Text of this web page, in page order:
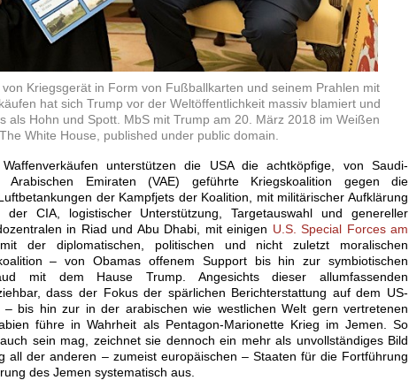
Kriegsgerät in Form von Fußballkarten und seinem Prahlen mit
hat sich Trump vor der Weltöffentlichkeit massiv blamiert und
als Hohn und Spott. MbS mit Trump am 20. März 2018 im Weißen
White House, published under public domain.
Waffenverkäufen unterstützen die USA die achtköpfige, von Saudi-
Emiraten (VAE) geführte Kriegskoalition gegen die
der Kampfjets der Koalition, mit militärischer Aufklärung
der CIA, logistischer Unterstützung, Targetauswahl und genereller
in Riad und Abu Dhabi, mit einigen U.S. Special Forces am
der diplomatischen, politischen und nicht zuletzt moralischen
– von Obamas offenem Support bis hin zur symbiotischen
mit dem Hause Trump. Angesichts dieser allumfassenden
dass der Fokus der spärlichen Berichterstattung auf dem US-
– bis hin zur in der arabischen wie westlichen Welt gern vertretenen
führe in Wahrheit als Pentagon-Marionette Krieg im Jemen. So
sein mag, zeichnet sie dennoch ein mehr als unvollständiges Bild
all der anderen – zumeist europäischen – Staaten für die Fortführung
des Jemen systematisch aus.